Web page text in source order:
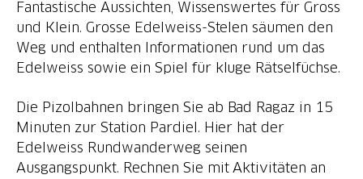
Fantastische Aussichten, Wissenswertes für Gross
und Klein. Grosse Edelweiss-Stelen säumen den
Weg und enthalten Informationen rund um das
Edelweiss sowie ein Spiel für kluge Rätselfüchse.
Die Pizolbahnen bringen Sie ab Bad Ragaz in 15
Minuten zur Station Pardiel. Hier hat der
Edelweiss Rundwanderweg seinen
Ausgangspunkt. Rechnen Sie mit Aktivitäten an